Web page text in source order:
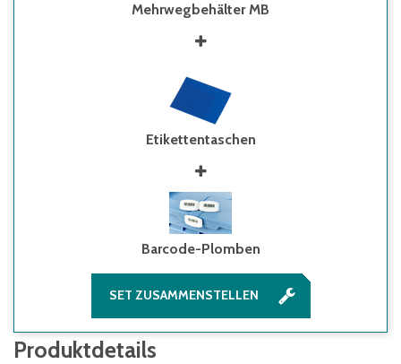
Mehrwegbehälter MB
Etikettentaschen
Barcode-Plomben
SET ZUSAMMENSTELLEN
Produktdetails